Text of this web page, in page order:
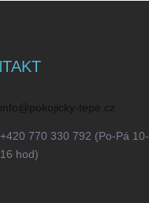
info@pokojicky-tepe.cz
+420 770 330 792 (Po-Pá 10-
16 hod)